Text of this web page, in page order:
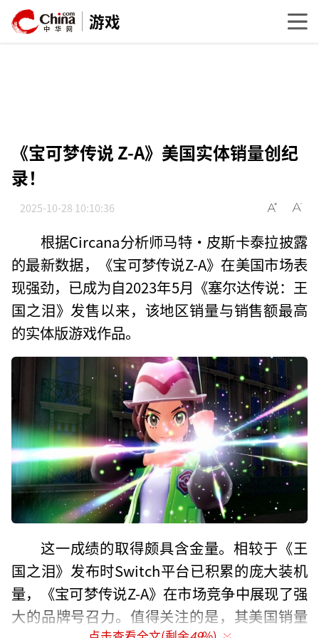
游戏
《宝可梦传说 Z-A》美国实体销量创纪
录！
2025-10-28 10:10:36
根据Circana分析师马特·皮斯卡泰拉披露
的最新数据，《宝可梦传说Z-A》在美国市场表
现强劲，已成为自2023年5月《塞尔达传说：王
国之泪》发售以来，该地区销量与销售额最高
的实体版游戏作品。
这一成绩的取得颇具含金量。相较于《王
国之泪》发布时Switch平台已积累的庞大装机
量，《宝可梦传说Z-A》在市场竞争中展现了强
大的品牌号召力。值得关注的是，其美国销量